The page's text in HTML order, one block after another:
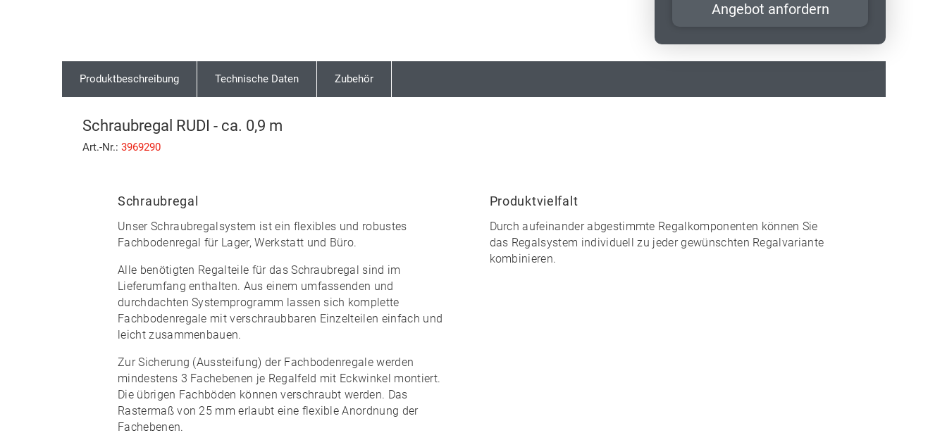
Angebot anfordern
Produktbeschreibung Technische Daten Zubehör
Schraubregal RUDI - ca. 0,9 m
Art.-Nr.: 3969290
Schraubregal
Unser Schraubregalsystem ist ein flexibles und robustes
Fachbodenregal für Lager, Werkstatt und Büro.
Alle benötigten Regalteile für das Schraubregal sind im
Lieferumfang enthalten. Aus einem umfassenden und
durchdachten Systemprogramm lassen sich komplette
Fachbodenregale mit verschraubbaren Einzelteilen einfach und
leicht zusammenbauen.
Zur Sicherung (Aussteifung) der Fachbodenregale werden
mindestens 3 Fachebenen je Regalfeld mit Eckwinkel montiert.
Die übrigen Fachböden können verschraubt werden. Das
Rastermaß von 25 mm erlaubt eine flexible Anordnung der
Fachebenen.
Produktvielfalt
Durch aufeinander abgestimmte Regalkomponenten können Sie
das Regalsystem individuell zu jeder gewünschten Regalvariante
kombinieren.